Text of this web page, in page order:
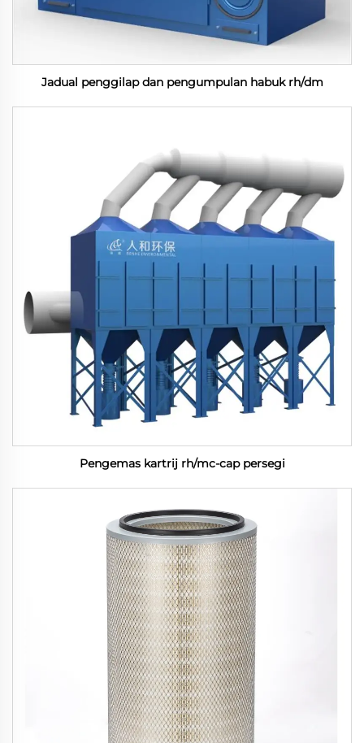
Jadual penggilap dan pengumpulan habuk rh/dm
Pengemas kartrij rh/mc-cap persegi